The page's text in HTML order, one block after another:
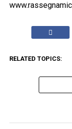
RELATED TOPICS: